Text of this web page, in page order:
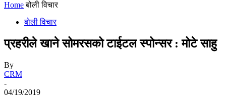
Home बोली विचार
बोली विचार
प्रहरीले खाने सोमरसको टाईटल स्पोन्सर : मोटे साहु
By
CRM
-
04/19/2019